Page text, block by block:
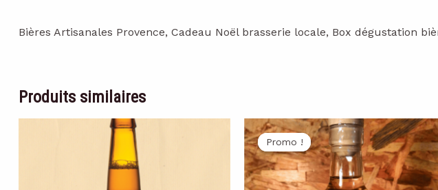
Bières Artisanales Provence, Cadeau Noël brasserie locale, Box dégustation
Produits similaires
Promo !
Promo !